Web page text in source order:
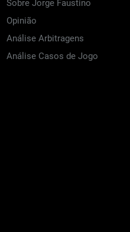
Sobre Jorge Faustino
Opinião
Análise Arbitragens
Análise Casos de Jogo